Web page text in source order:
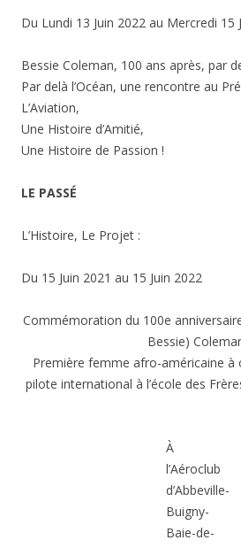
Du Lundi 13 Juin 2022 au Mercredi 15
Bessie Coleman, 100 ans après, par
Par delà l’Océan, une rencontre au
L’Aviation,
Une Histoire d’Amitié,
Une Histoire de Passion !
LE PASSÉ
L’Histoire, Le Projet :
Du 15 Juin 2021 au 15 Juin 2022
Commémoration du 100e
Bessie)
Première femme afro-américaine à
pilote international à l’école des
À
l’Aéroclub
d’Abbeville-
Buigny-
Baie-de-